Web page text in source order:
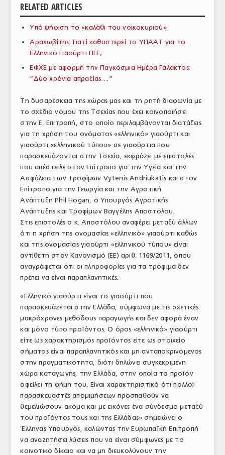
ΕΞΟΠΛΙΣΜΟΣ
ΕΜΠΟΡΙΚΟΙ ΑΝΤΙΠΡΟΣΩΠΟΙ
ΝΟΜΟΘΕΣΙΑ
ΕΛΛΗΝΙΚΗ ΝΟΜΟΘΕΣΙΑ
ΕΥΡΩΠΑΪΚΗ ΝΟΜΟΘΕΣΙΑ
ΤΟ ΠΕΡΙΟΔΙΚΟ
Profile
ΑΡΧΕΙΟ ΤΕΥΧΩΝ
ΣΥΝΕΔΡΙΟ ΚΡΕΑΤΟΣ
RELATED ARTICLES
Υπό ψήφιση το «καλάθι του νοικοκυριού»
Αραχωβίτης: Γιατί καθυστερεί το ΥΠΑΑΤ για το
Ελληνικό Γιαούρτι ΠΓΕ;
ΕΦΧΕ με αφορμή την Παγκόσμια Ημέρα Γάλακτος:
“Δύο χρόνια απραξίας…”
Τη δυσαρέσκεια της χώρας μας και τη ρητή διαφωνία με
το σχέδιο νόμου της Τσεχίας που έχει κοινοποιήσει
στην Ε. Επιτροπή, στο οποίο περιλαμβάνονται διατάξεις
για τη χρήση του ονόματος «ελληνικό» γιαούρτι και
γιαούρτι «ελληνικού τύπου» σε γιαούρτια που
παρασκευάζονται στην Τσεχία, εκφράζει με επιστολές
που απέστειλε στον Επίτροπο για την Υγεία και την
Ασφάλεια των Τροφίμων Vytenis Andriukatis και στον
Επίτροπο για την Γεωργία και την Αγροτική
Ανάπτυξη Phil Hogan, ο Υπουργός Αγροτικής
Ανάπτυξης και Τροφίμων Βαγγέλης Αποστόλου.
Στις επιστολές ο κ. Αποστόλου αναφέρει μεταξύ άλλων
ότι η χρήση της ονομασίας «ελληνικό» γιαούρτι καθώς
και της ονομασίας γιαούρτι «ελληνικού τύπου» είναι
αντίθετη στον Κανονισμό (ΕΕ) αριθ. 1169/2011, όπου
αναγράφεται ότι oι πληροφορίες για τα τρόφιμα δεν
πρέπει να είναι παραπλανητικές.
«Ελληνικό γιαούρτι είναι το γιαούρτι που
παρασκευάζεται στην Ελλάδα, σύμφωνα με τις σχετικές
μακρόχρονες μεθόδους παραγωγής και δεν αφορά έναν
και μόνο τύπο προϊόντος. Ο όρος «ελληνικό» γιαούρτι
είτε ως χαρακτηρισμός προϊόντος είτε ως στοιχείο
σήματος είναι παραπλανητικός και μη ανταποκρινόμενος
στην πραγματικότητα, διότι δηλώνει συγκεκριμένη
χώρα καταγωγής, την Ελλάδα, στην οποία το προϊόν
οφείλει τη φήμη του. Είναι χαρακτηριστικό ότι πολλοί
παρασκευαστές απομιμήσεων προσπαθούν να
θεμελιώσουν ακόμα και με εικόνες ένα σύνδεσμο μεταξύ
του προϊόντος τους και της Ελλάδας» σημειώνει ο
Έλληνας Υπουργός, καλώντας την Ευρωπαϊκή Επιτροπή
να αναζητήσει λύσεις που να είναι σύμφωνες με το
κοινοτικό δίκαιο και να μη διευκολύνουν την